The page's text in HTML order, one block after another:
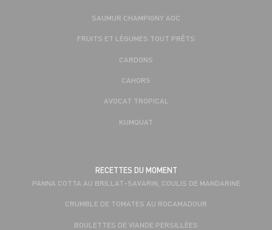
SAUMUR CHAMPIGNY AOC
FRUITS ET LÉGUMES TOUT PRÊTS
CARDONS
CAHORS
AVOCAT TROPICAL
KUMQUAT
RECETTES DU MOMENT
PANNA COTTA AU BRILLAT-SAVARIN, COULIS DE MANDARINE
CRUMBLE DE TOMATES AU ROCAMADOUR
BOULETTES DE VIANDE PERSILLÉES